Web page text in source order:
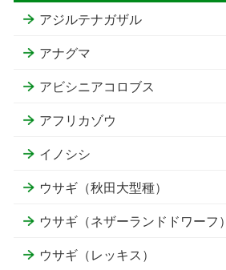
アジルテナガザル
アナグマ
アビシニアコロブス
アフリカゾウ
イノシシ
ウサギ（秋田大型種）
ウサギ（ネザーランドドワーフ）
ウサギ（レッキス）